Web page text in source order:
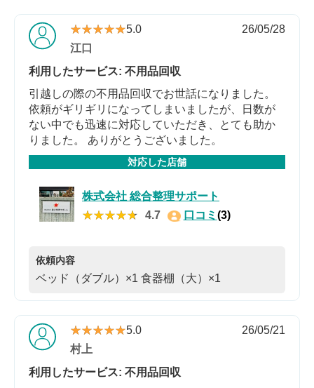
★★★★★
★★★★★5.0
26/05/28
江口
利用したサービス: 不用品回収
引越しの際の不用品回収でお世話になりました。
依頼がギリギリになってしまいましたが、日数が
ない中でも迅速に対応していただき、とても助か
りました。 ありがとうございました。
対応した店舗
株式会社 総合整理サポート
★★★★★
★★★★★ 4.7 口コミ (3)
依頼内容
ベッド（ダブル）×1 食器棚（大）×1
★★★★★
★★★★★5.0
26/05/21
村上
利用したサービス: 不用品回収